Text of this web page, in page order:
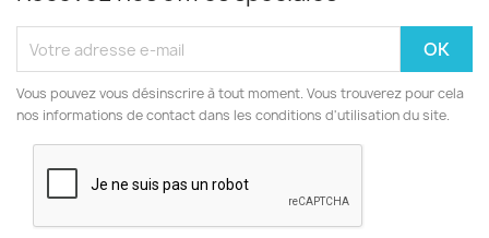
Vous pouvez vous désinscrire à tout moment. Vous trouverez pour cela
nos informations de contact dans les conditions d'utilisation du site.